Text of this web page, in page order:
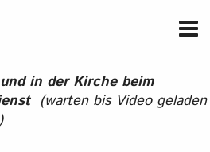
in der Kirche beim
(warten bis Video geladen